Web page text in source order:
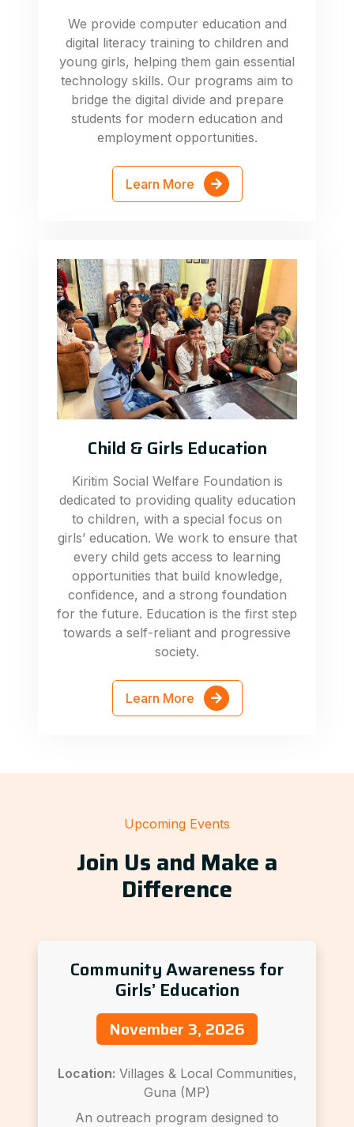
We provide computer education and
digital literacy training to children and
young girls, helping them gain essential
technology skills. Our programs aim to
bridge the digital divide and prepare
students for modern education and
employment opportunities.
Learn More
Child & Girls Education
Kiritim Social Welfare Foundation is
dedicated to providing quality education
to children, with a special focus on
girls’ education. We work to ensure that
every child gets access to learning
opportunities that build knowledge,
confidence, and a strong foundation
for the future. Education is the first step
towards a self-reliant and progressive
society.
Learn More
Upcoming Events
Join Us and Make a
Difference
Community Awareness for
Girls’ Education
November 3, 2026
Location: Villages & Local Communities,
Guna (MP)
An outreach program designed to